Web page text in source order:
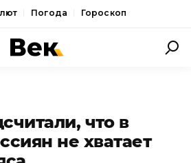
Погода Гороскоп
что в
не хватает